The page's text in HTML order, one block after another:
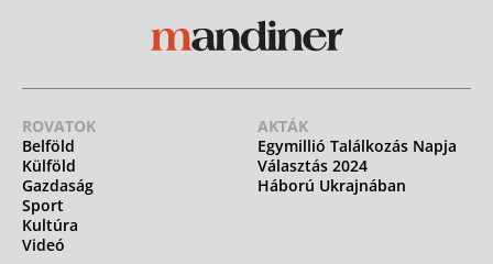
ROVATOK
Belföld
Külföld
Gazdaság
Sport
Kultúra
Videó
AKTÁK
Egymillió Találkozás Napja
Választás 2024
Háború Ukrajnában